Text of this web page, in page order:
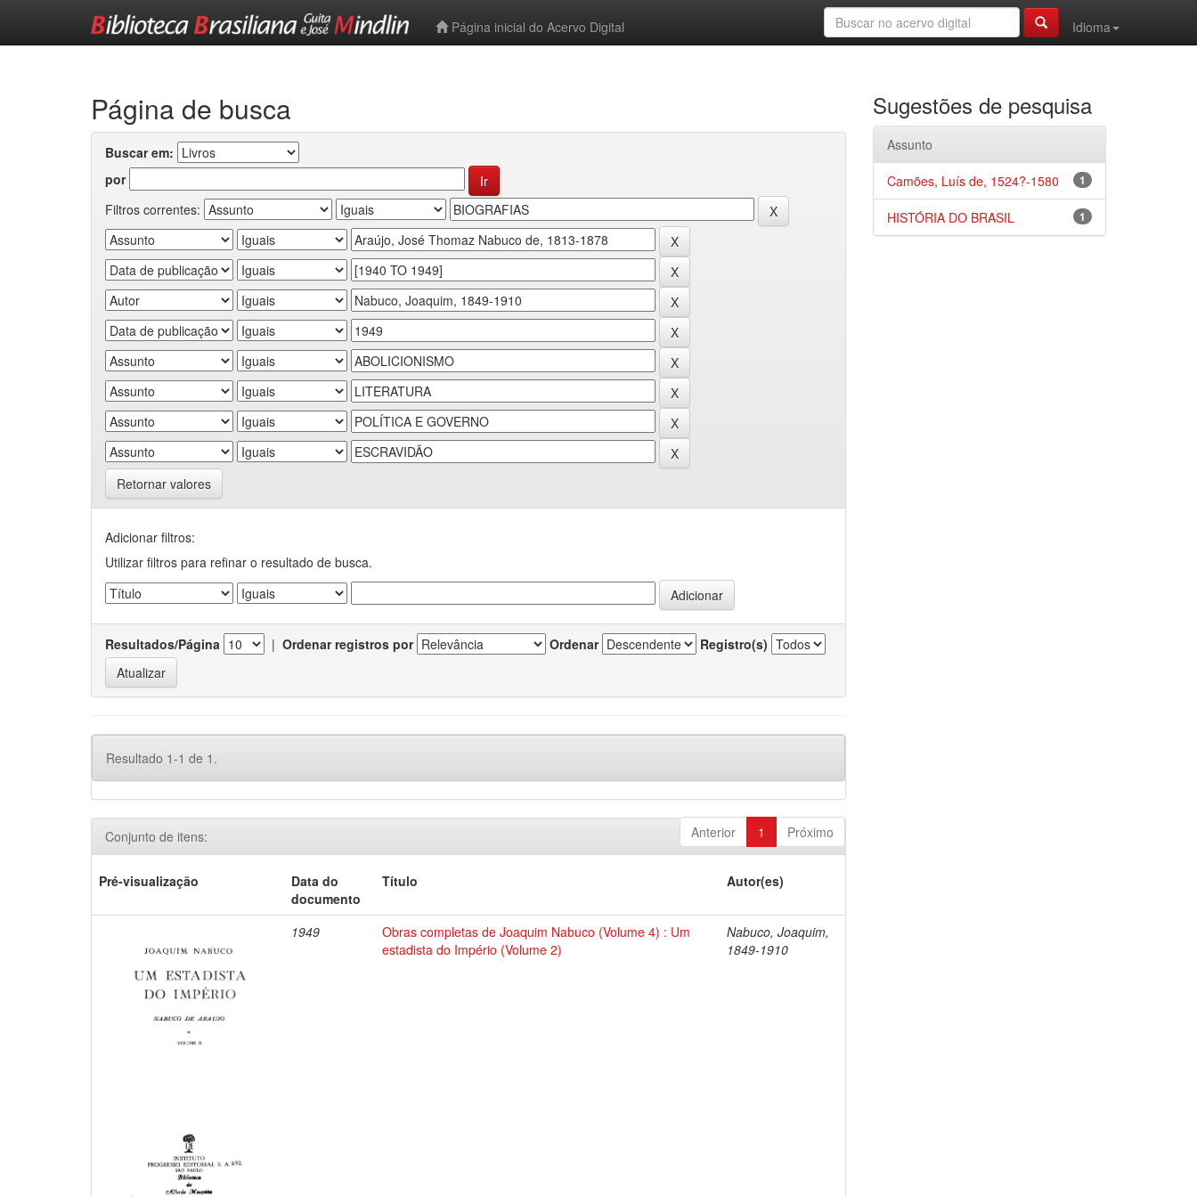
Página inicial do Acervo Digital
Idioma
Página de busca
Buscar em:
por
Filtros correntes:
Retornar valores
Adicionar filtros:
Utilizar filtros para refinar o resultado de busca.
Resultados/Página | Ordenar registros por Ordenar Registro(s)
Resultado 1-1 de 1.
Anterior 1 Próximo
Conjunto de itens:
Pré-visualização
Data do
documento
Título Autor(es)
1949
Obras completas de Joaquim Nabuco (Volume 4) : Um
estadista do Império (Volume 2)
Nabuco, Joaquim,
1849-1910
Sugestões de pesquisa
Assunto
1
Camões, Luís de, 1524?-1580
1
HISTÓRIA DO BRASIL